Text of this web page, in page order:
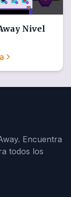
Nivel
Encuentra
todos los